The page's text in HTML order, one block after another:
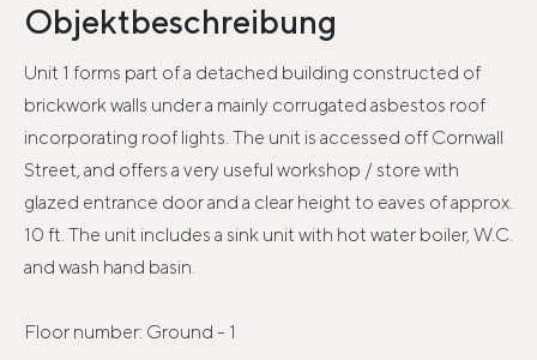
Objektbeschreibung
Unit 1 forms part of a detached building constructed of
brickwork walls under a mainly corrugated asbestos roof
incorporating roof lights. The unit is accessed off Cornwall
Street, and offers a very useful workshop / store with
glazed entrance door and a clear height to eaves of approx.
10 ft. The unit includes a sink unit with hot water boiler, W.C.
and wash hand basin.
Floor number: Ground - 1